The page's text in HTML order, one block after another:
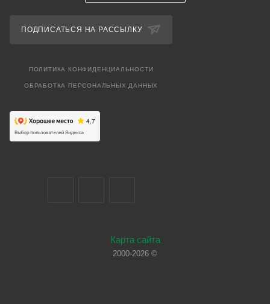
ПОДПИСАТЬСЯ НА РАССЫЛКУ
ПОЛИТИКА КОНФИДЕНЦИАЛЬНОСТИ
ОБРАБОТКА ПЕРСОНАЛЬНЫХ ДАННЫХ
Карта сайта
2000-2026 ©